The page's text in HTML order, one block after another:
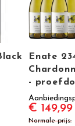
Enate
-
€ 149,99
Normale prijs